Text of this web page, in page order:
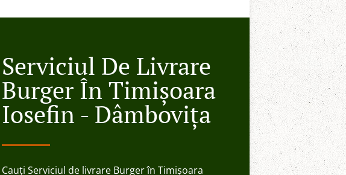
Serviciul De Livrare
Burger În Timișoara
Iosefin - Dâmbovița
Cauți Serviciul de livrare Burger în Timișoara